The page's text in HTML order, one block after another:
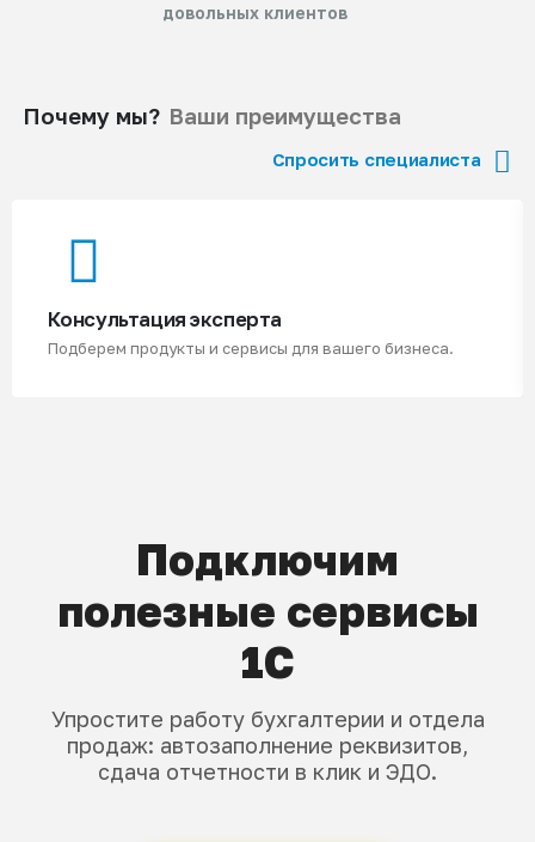
довольных клиентов
Почему мы? Ваши преимущества
Спросить специалиста
Консультация эксперта
Подберем продукты и сервисы для вашего бизнеса.
Подключим
полезные сервисы
1С
Упростите работу бухгалтерии и отдела
продаж: автозаполнение реквизитов,
сдача отчетности в клик и ЭДО.